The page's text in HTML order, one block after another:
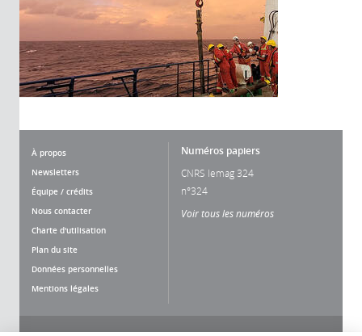
À propos
Newsletters
Équipe / crédits
Nous contacter
Charte d'utilisation
Plan du site
Données personnelles
Mentions légales
Numéros papiers
CNRS lemag 324
n°324
Voir tous les numéros